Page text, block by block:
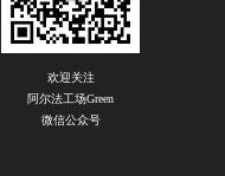
欢迎关注
阿尔法工场Green
微信公众号